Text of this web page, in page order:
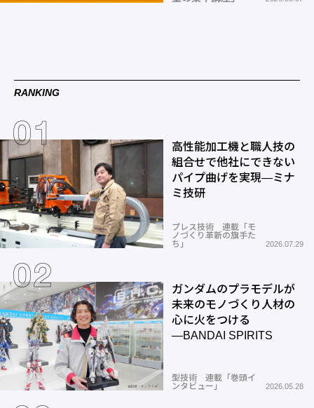
RANKING
高性能加工機と職人技の
組合せで他社にできない
パイプ曲げを実現―ミナ
ミ技研
プレス技術 連載「モ
ノづくり革新の旗手た
ち」
2026.07.29
ガンダムのプラモデルが
未来のモノづくり人材の
心に火をつける
―BANDAI SPIRITS
型技術 連載「巻頭イ
ンタビュー」
2026.05.28